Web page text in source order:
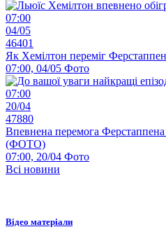
07:00
04/05
46401
Як Хемілтон переміг
07:00, 04/05 Фото
07:00
20/04
47880
Впевнена перемога Ферстаппена
(ФОТО)
07:00, 20/04 Фото
Всі новини
Відео матеріали